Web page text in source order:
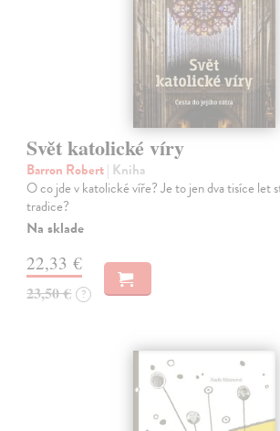
Svět katolické víry
Barron Robert| Kniha
O co jde v katolické víře? Je to jen dva tisíce let
tradice?
Na sklade
22,33 €
23,50 € ?